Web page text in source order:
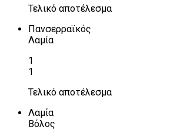
Τελικό αποτέλεσμα
Πανσερραϊκός
Λαμία
1
1
Τελικό αποτέλεσμα
Λαμία
Βόλος